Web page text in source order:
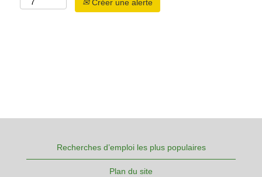
Créer une alerte
Recherches d’emploi les plus populaires
Plan du site